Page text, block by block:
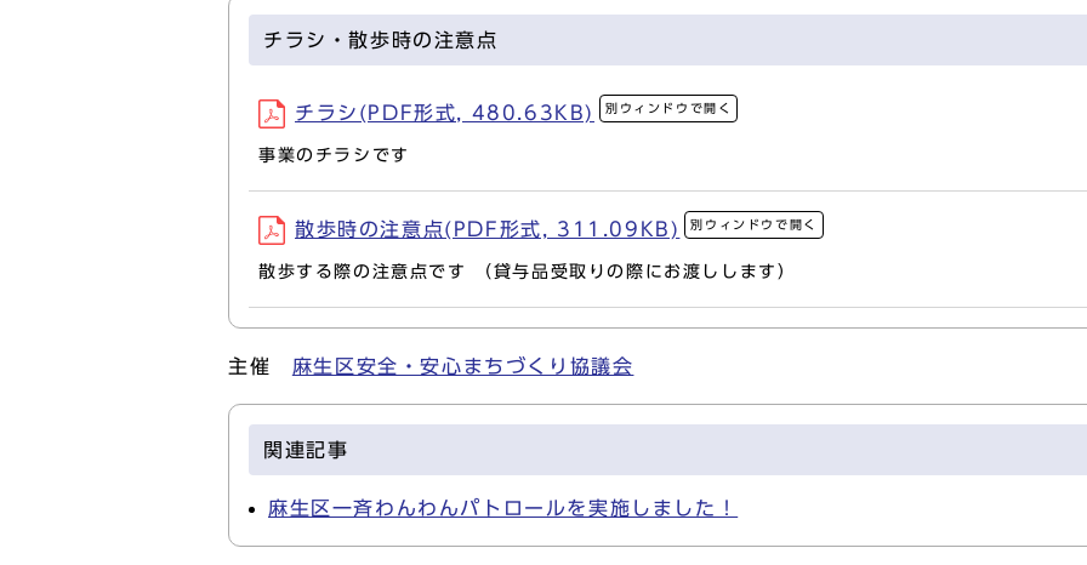
チラシ・散歩時の注意点
チラシ(PDF形式, 480.63KB) 別ウィンドウで開く
事業のチラシです
散歩時の注意点(PDF形式, 311.09KB) 別ウィンドウで開く
散歩する際の注意点です （貸与品受取りの際にお渡しします）
主催 麻生区安全・安心まちづくり協議会
関連記事
麻生区一斉わんわんパトロールを実施しました！